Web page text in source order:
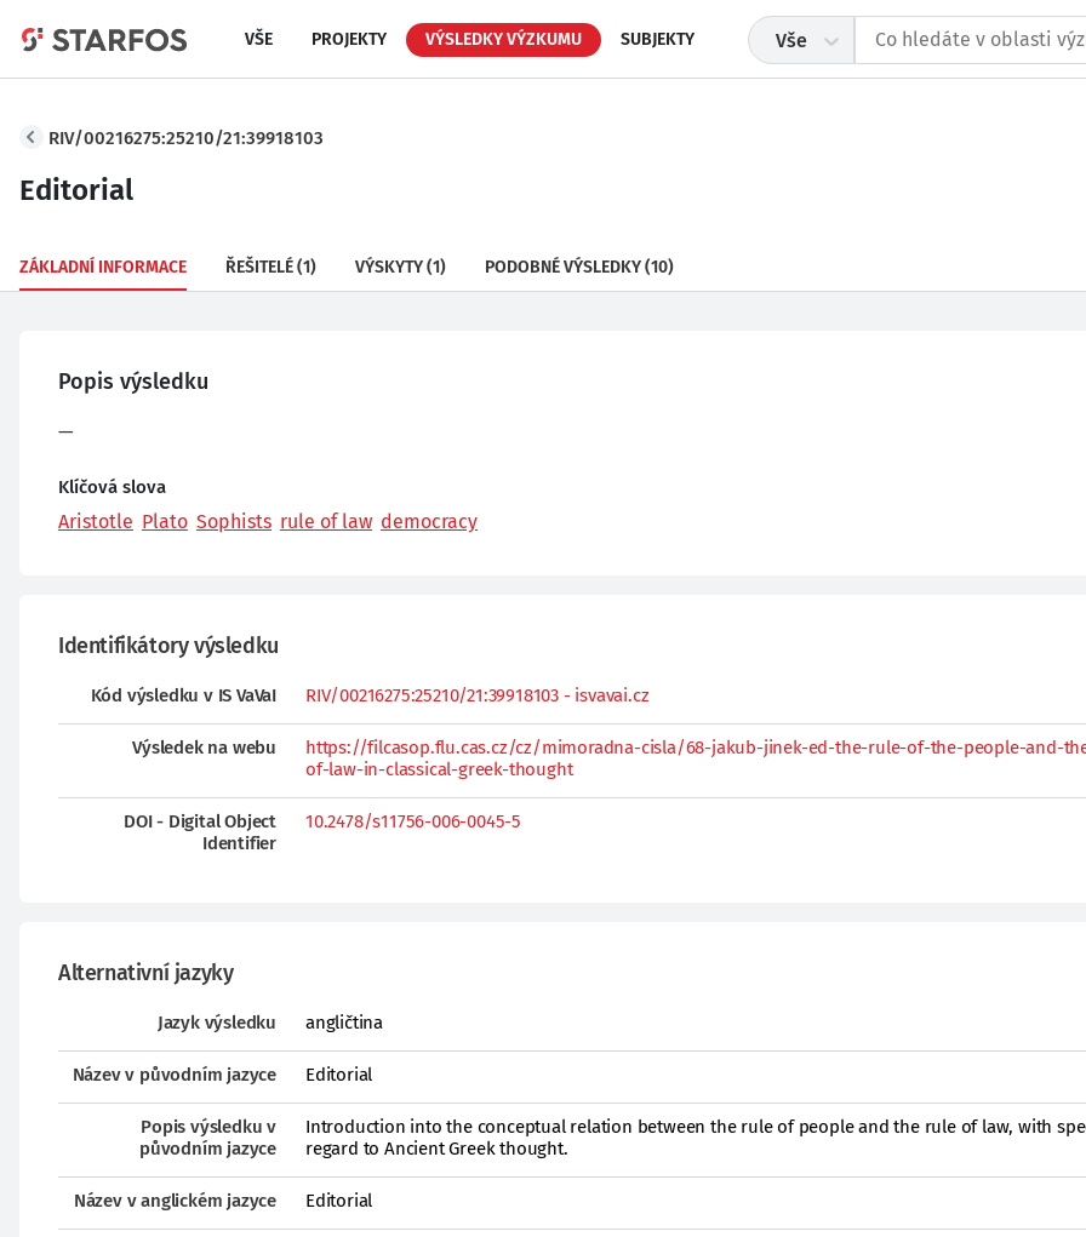
VŠE PROJEKTY VÝSLEDKY VÝZKUMU SUBJEKTY Vše
RIV/00216275:25210/21:39918103
Editorial
ZÁKLADNÍ INFORMACE ŘEŠITELÉ(1) VÝSKYTY(1) PODOBNÉ VÝSLEDKY(10)
Popis výsledku
—
Klíčová slova
Aristotle Plato Sophists rule of law democracy
Identifikátory výsledku
Kód výsledku v IS VaVaI RIV/00216275:25210/21:39918103 - isvavai.cz
Výsledek na webu
https://filcasop.flu.cas.cz/cz/mimoradna-cisla/68-jakub-jinek-ed-the-rule-of-the-people-and-
of-law-in-classical-greek-thought
DOI - Digital Object
Identifier
10.2478/s11756-006-0045-5
Alternativní jazyky
Jazyk výsledku angličtina
Název v původním jazyce Editorial
Popis výsledku v
původním jazyce
Introduction into the conceptual relation between the rule of people and the rule of law, with
regard to Ancient Greek thought.
Název v anglickém jazyce Editorial